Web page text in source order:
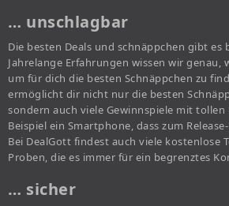
… unschlagbar
Die besten Deals und schnäppchen gibt es
Jahrelange Erfahrungen wissen wir genau,
um für dich die besten Schnäppchen zu
ermöglicht dir nicht nur die besten
sondern auch viele Gewinnspiele mit tollen
Beispiel ein Smartphone, dass zum
Bei DealGott findest auch viele kostenlose
Proben, die es immer für ein begrenztes
… sicher